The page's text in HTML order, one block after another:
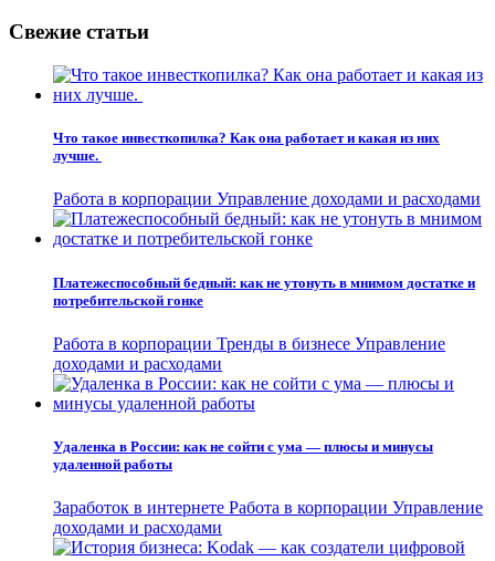
Свежие статьи
Что такое инвесткопилка? Как она работает и какая из них
лучше.
Работа в корпорации Управление доходами и расходами
Платежеспособный бедный: как не утонуть в мнимом достатке и
потребительской гонке
Работа в корпорации Тренды в бизнесе Управление
доходами и расходами
Удаленка в России: как не сойти с ума — плюсы и минусы
удаленной работы
Заработок в интернете Работа в корпорации Управление
доходами и расходами